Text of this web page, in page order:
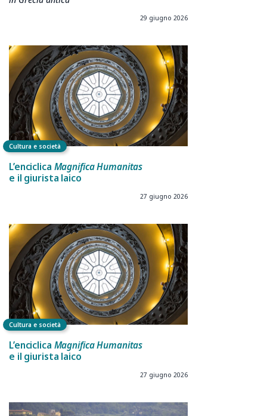
29 giugno 2026
Cultura e società
L’enciclica Magnifica Humanitas
e il giurista laico
27 giugno 2026
Cultura e società
L’enciclica Magnifica Humanitas
e il giurista laico
27 giugno 2026